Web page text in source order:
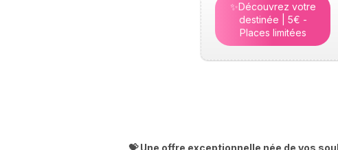
✨Découvrez votre
destinée | 5€ -
Places limitées
💝 Une offre exceptionnelle née de vos